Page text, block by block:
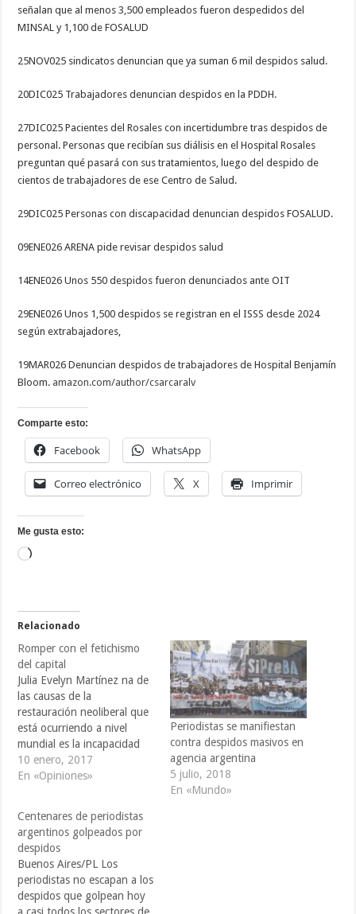
señalan que al menos 3,500 empleados fueron despedidos del
MINSAL y 1,100 de FOSALUD
25NOV025 sindicatos denuncian que ya suman 6 mil despidos salud.
20DIC025 Trabajadores denuncian despidos en la PDDH.
27DIC025 Pacientes del Rosales con incertidumbre tras despidos de
personal. Personas que recibían sus diálisis en el Hospital Rosales
preguntan qué pasará con sus tratamientos, luego del despido de
cientos de trabajadores de ese Centro de Salud.
29DIC025 Personas con discapacidad denuncian despidos FOSALUD.
09ENE026 ARENA pide revisar despidos salud
14ENE026 Unos 550 despidos fueron denunciados ante OIT
29ENE026 Unos 1,500 despidos se registran en el ISSS desde 2024
según extrabajadores,
19MAR026 Denuncian despidos de trabajadores de Hospital Benjamín
Bloom. amazon.com/author/csarcaralv
Comparte esto:
Facebook WhatsApp
Correo electrónico X Imprimir
Me gusta esto:
Cargando...
Relacionado
Romper con el fetichismo
del capital
Julia Evelyn Martínez na de
las causas de la
restauración neoliberal que
está ocurriendo a nivel
mundial es la incapacidad
de muchos gobiernos
progresistas de superar el
electoral de un partido de
izquierda en las últimas dos
décadas, se encuentra
indudablemente la
capacidad…
10 enero, 2017
En «Opiniones»
Periodistas se manifiestan
contra despidos masivos en
agencia argentina
5 julio, 2018
En «Mundo»
Centenares de periodistas
argentinos golpeados por
despidos
Buenos Aires/PL Los
periodistas no escapan a los
despidos que golpean hoy